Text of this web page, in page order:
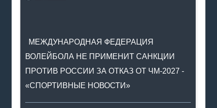
МЕЖДУНАРОДНАЯ ФЕДЕРАЦИЯ
ВОЛЕЙБОЛА НЕ ПРИМЕНИТ САНКЦИИ
ПРОТИВ РОССИИ ЗА ОТКАЗ ОТ ЧМ-2027 -
«СПОРТИВНЫЕ НОВОСТИ»